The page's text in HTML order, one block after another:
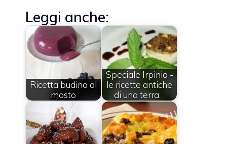
Leggi anche:
Ricetta budino al
mosto
Speciale Irpinia -
le ricette antiche
di una terra…